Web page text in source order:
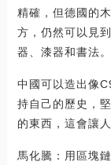
精確，但德國的
方，仍然可以見
器、漆器和書法
中國可以造出像
持自己的歷史，
的東西，這會讓
馬化騰：用區塊